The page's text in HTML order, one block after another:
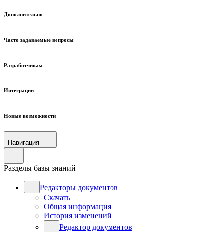
Дополнительно
Часто задаваемые вопросы
Разработчикам
Интеграции
Новые возможности
Навигация
Разделы базы знаний
Редакторы документов
Скачать
Общая информация
История изменений
Редактор документов